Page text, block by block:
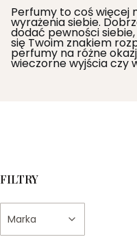
Perfumy to coś więcej
wyrażenia siebie.
dodać pewności
się Twoim znakiem
perfumy na różne
wieczorne wyjścia czy
FILTRY
Marka